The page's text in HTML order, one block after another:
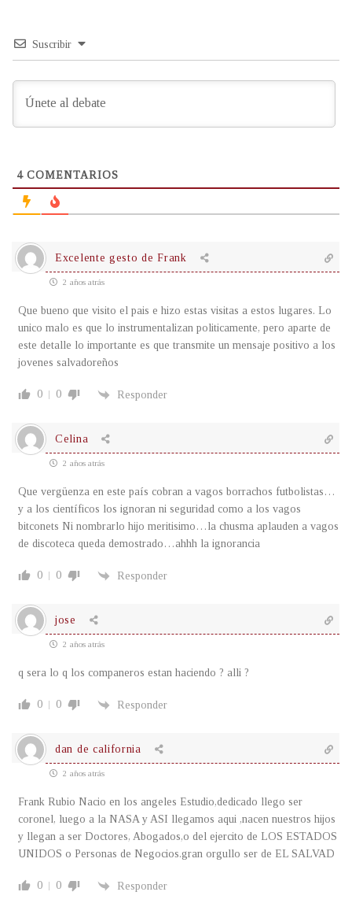
Suscribir
4COMENTARIOS
Excelente gesto de Frank
2 años atrás
Que bueno que visito el pais e hizo estas visitas a estos lugares. Lo
unico malo es que lo instrumentalizan politicamente, pero aparte de
este detalle lo importante es que transmite un mensaje positivo a los
jovenes salvadoreños
0 0 Responder
Celina
2 años atrás
Que vergüenza en este país cobran a vagos borrachos futbolistas…
y a los científicos los ignoran ni seguridad como a los vagos
bitconets Ni nombrarlo hijo meritisimo…la chusma aplauden a vagos
de discoteca queda demostrado…ahhh la ignorancia
0 0 Responder
jose
2 años atrás
q sera lo q los companeros estan haciendo ? alli ?
0 0 Responder
dan de california
2 años atrás
Frank Rubio Nacio en los angeles Estudio,dedicado llego ser
coronel, luego a la NASA y ASI llegamos aqui ,nacen nuestros hijos
y llegan a ser Doctores, Abogados,o del ejercito de LOS ESTADOS
UNIDOS o Personas de Negocios.gran orgullo ser de EL SALVAD
0 0 Responder